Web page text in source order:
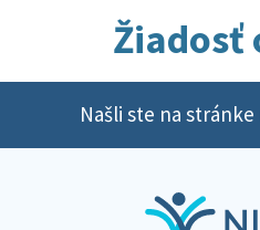
Žiadosť
Našli ste na